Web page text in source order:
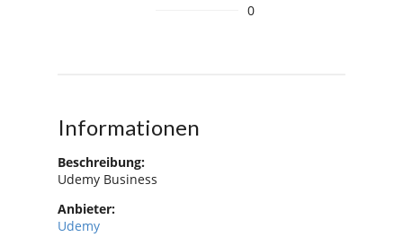
0
Informationen
Beschreibung:
Udemy Business
Anbieter:
Udemy